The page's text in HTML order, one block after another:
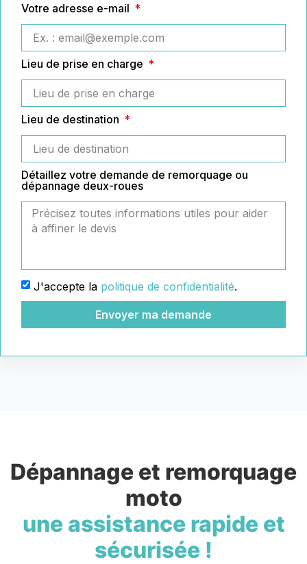
Votre adresse e-mail
Lieu de prise en charge
Lieu de destination
Détaillez votre demande de remorquage ou
dépannage deux-roues
J'accepte la politique de confidentialité.
Envoyer ma demande
Dépannage et remorquage
moto
une assistance rapide et
sécurisée !